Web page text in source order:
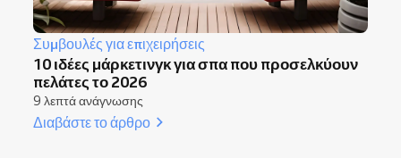
Συμβουλές για επιχειρήσεις
10 ιδέες μάρκετινγκ για σπα που προσελκύουν
πελάτες το 2026
9 λεπτά ανάγνωσης
Διαβάστε το άρθρο